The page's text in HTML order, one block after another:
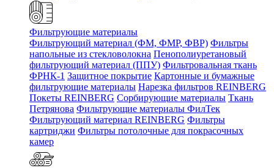
Фильтрующие материалы
Фильтрующий материал (ФМ, ФМР, ФВР) Фильтры
напольные из стекловолокна Пенополиуретановый
фильтрующий материал (ППУ) Фильтровальная ткань
ФРНК-1 Защитное покрытие Картонные и бумажные
фильтрующие материалы Нарезка фильтров REINBERG
Покеты REINBERG Сорбирующие материалы Ткань
Петрянова Фильтрующие материалы ФилТек
Фильтрующий материал REINBERG Фильтры
картриджи Фильтры потолочные для покрасочных
камер